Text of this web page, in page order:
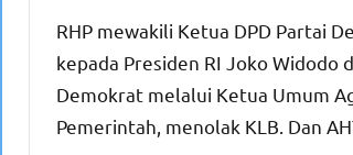
RHP mewakili Ketua DPD Partai
kepada Presiden RI Joko Widodo
Demokrat melalui Ketua Umum
Pemerintah, menolak KLB. Dan